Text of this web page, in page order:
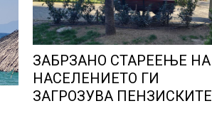
ЗАБРЗАНО СТАРЕЕЊЕ НА
НАСЕЛЕНИЕТО ГИ
ЗАГРОЗУВА ПЕНЗИСКИТЕ